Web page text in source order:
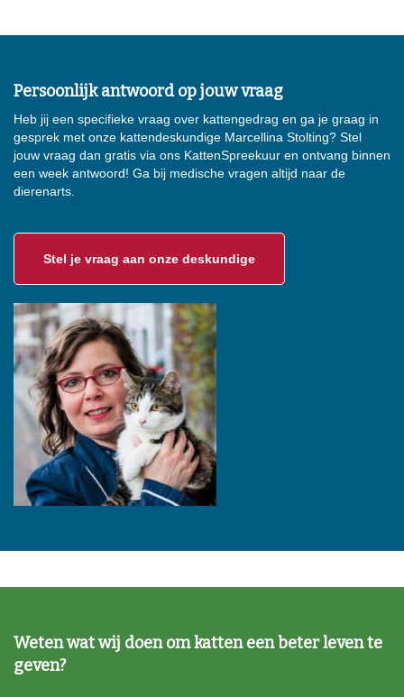
Persoonlijk antwoord op jouw vraag
Heb jij een specifieke vraag over kattengedrag en ga je graag in
gesprek met onze kattendeskundige Marcellina Stolting? Stel
jouw vraag dan gratis via ons KattenSpreekuur en ontvang binnen
een week antwoord! Ga bij medische vragen altijd naar de
dierenarts.
Stel je vraag aan onze deskundige
Weten wat wij doen om katten een beter leven te
geven?